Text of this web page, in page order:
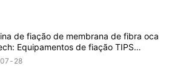
de fiação de membrana de fibra oca
Equipamentos de fiação TIPS
(17)
07 28